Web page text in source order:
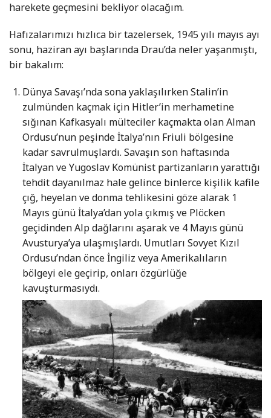
harekete geçmesini bekliyor olacağım.
Hafızalarımızı hızlıca bir tazelersek, 1945 yılı mayıs ayı
sonu, haziran ayı başlarında Drau’da neler yaşanmıştı,
bir bakalım:
Dünya Savaşı’nda sona yaklaşılırken Stalin’in
zulmünden kaçmak için Hitler’in merhametine
sığınan Kafkasyalı mülteciler kaçmakta olan Alman
Ordusu’nun peşinde İtalya’nın Friuli bölgesine
kadar savrulmuşlardı. Savaşın son haftasında
İtalyan ve Yugoslav Komünist partizanların yarattığı
tehdit dayanılmaz hale gelince binlerce kişilik kafile
çığ, heyelan ve donma tehlikesini göze alarak 1
Mayıs günü İtalya’dan yola çıkmış ve Plöcken
geçidinden Alp dağlarını aşarak ve 4 Mayıs günü
Avusturya’ya ulaşmışlardı. Umutları Sovyet Kızıl
Ordusu’ndan önce İngiliz veya Amerikalıların
bölgeyi ele geçirip, onları özgürlüğe
kavuşturmasıydı.